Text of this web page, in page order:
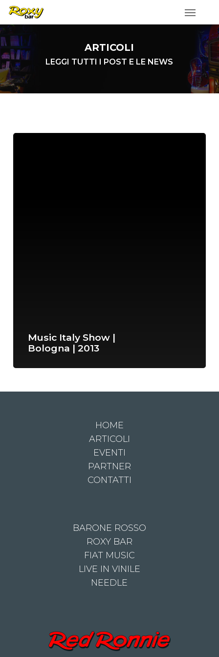
Skip
main
content
ARTICOLI
LEGGI TUTTI I POST E LE NEWS
Music Italy Show |
Bologna | 2013
HOME
ARTICOLI
EVENTI
PARTNER
CONTATTI
BARONE ROSSO
ROXY BAR
FIAT MUSIC
LIVE IN VINILE
NEEDLE